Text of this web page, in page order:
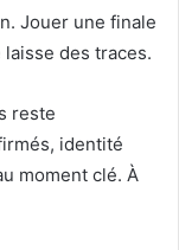
Jouer une finale
des traces.
reste
identité
moment clé. À